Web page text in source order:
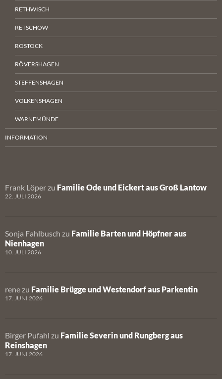
RETHWISCH
RETSCHOW
ROSTOCK
RÖVERSHAGEN
STEFFENSHAGEN
VOLKENSHAGEN
WARNEMÜNDE
INFORMATION
Frank Löper zu Familie Ode und Eickert aus Groß Lantow
22. JULI 2026
Sonja Fahlbusch zu Familie Barten und Höpfner aus
Nienhagen
10. JULI 2026
rene zu Familie Brügge und Westendorf aus Parkentin
17. JUNI 2026
Birger Pufahl zu Familie Severin und Rungberg aus
Reinshagen
17. JUNI 2026